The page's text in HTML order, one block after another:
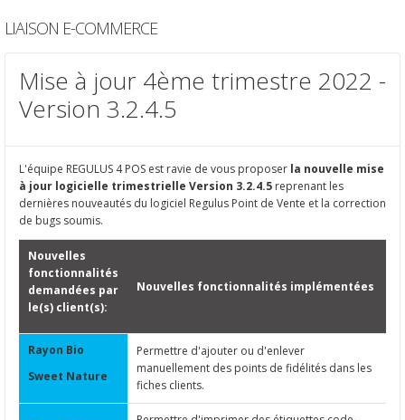
LIAISON E-COMMERCE
Mise à jour 4ème trimestre 2022 -
Version 3.2.4.5
L'équipe REGULUS 4 POS est ravie de vous proposer la nouvelle mise
à jour logicielle trimestrielle Version 3.2.4.5 reprenant les
dernières nouveautés du logiciel Regulus Point de Vente et la correction
de bugs soumis.
Nouvelles
fonctionnalités
demandées par
le(s) client(s):
Nouvelles fonctionnalités implémentées
Rayon Bio
Sweet Nature
Permettre d'ajouter ou d'enlever
manuellement des points de fidélités dans les
fiches clients.